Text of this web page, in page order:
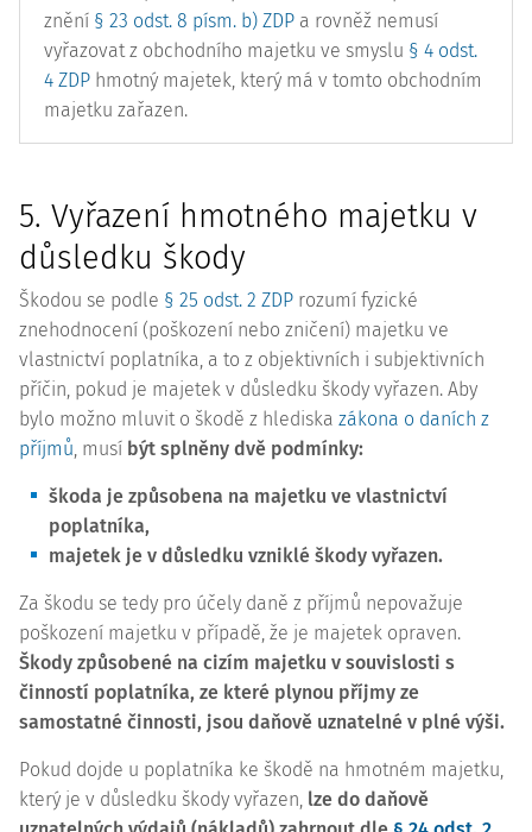
znění § 23 odst. 8 písm. b) ZDP a rovněž nemusí
vyřazovat z obchodního majetku ve smyslu § 4 odst.
4 ZDP hmotný majetek, který má v tomto obchodním
majetku zařazen.
5. Vyřazení hmotného majetku v
důsledku škody
Škodou se podle § 25 odst. 2 ZDP rozumí fyzické
znehodnocení (poškození nebo zničení) majetku ve
vlastnictví poplatníka, a to z objektivních i subjektivních
příčin, pokud je majetek v důsledku škody vyřazen. Aby
bylo možno mluvit o škodě z hlediska zákona o daních z
příjmů, musí být splněny dvě podmínky:
škoda je způsobena na majetku ve vlastnictví
poplatníka,
majetek je v důsledku vzniklé škody vyřazen.
Za škodu se tedy pro účely daně z příjmů nepovažuje
poškození majetku v případě, že je majetek opraven.
Škody způsobené na cizím majetku v souvislosti s
činností poplatníka, ze které plynou příjmy ze
samostatné činnosti, jsou daňově uznatelné v plné výši.
Pokud dojde u poplatníka ke škodě na hmotném majetku,
který je v důsledku škody vyřazen, lze do daňově